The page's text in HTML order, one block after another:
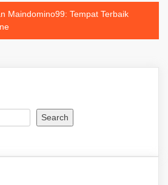
Maindomino99: Tempat Terbaik
Search